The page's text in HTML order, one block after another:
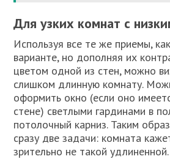
Для узких комнат с
Используя все те же приемы,
варианте, но дополняя их
цветом одной из стен, можно
слишком длинную комнату.
оформить окно (если оно
стене) светлыми гардинами в
потолочный карниз. Таким
сразу две задачи: комната
зрительно не такой удлиненной.